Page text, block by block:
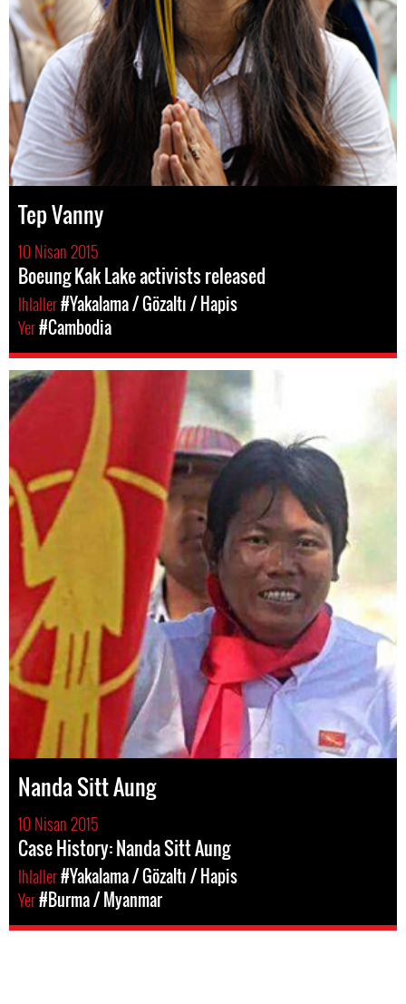
Tep Vanny
10 Nisan 2015
Boeung Kak Lake activists released
Ihlaller#Yakalama / Gözaltı / Hapis
Yer#Cambodia
Nanda Sitt Aung
10 Nisan 2015
Case History: Nanda Sitt Aung
Ihlaller#Yakalama / Gözaltı / Hapis
Yer#Burma / Myanmar